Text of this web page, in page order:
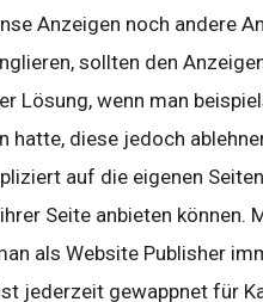
Anzeigen noch andere
sollten den
Lösung, wenn man
hatte, diese jedoch
auf die eigenen
Seite anbieten können.
als Website Publisher
jederzeit gewappnet für